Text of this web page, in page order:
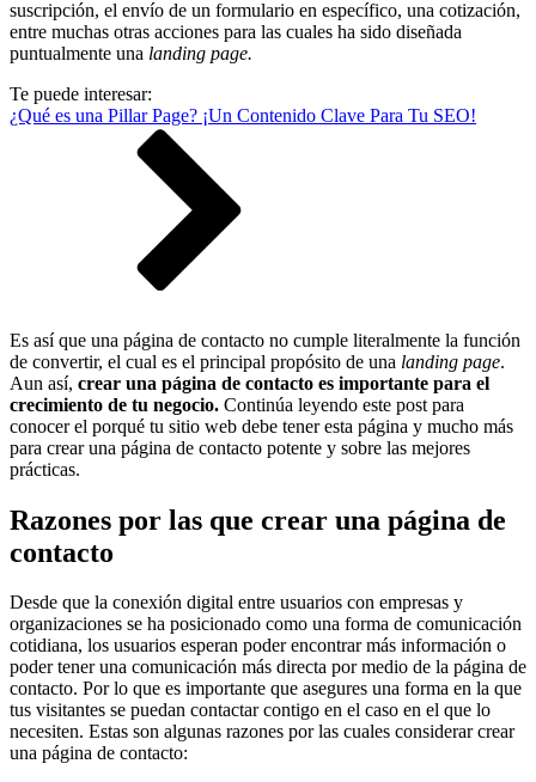
suscripción, el envío de un formulario en específico, una cotización,
entre muchas otras acciones para las cuales ha sido diseñada
puntualmente una landing page.
Te puede interesar:
¿Qué es una Pillar Page? ¡Un Contenido Clave Para Tu SEO!
Es así que una página de contacto no cumple literalmente la función
de convertir, el cual es el principal propósito de una landing page.
Aun así, crear una página de contacto es importante para el
crecimiento de tu negocio. Continúa leyendo este post para
conocer el porqué tu sitio web debe tener esta página y mucho más
para crear una página de contacto potente y sobre las mejores
prácticas.
Razones por las que crear una página de
contacto
Desde que la conexión digital entre usuarios con empresas y
organizaciones se ha posicionado como una forma de comunicación
cotidiana, los usuarios esperan poder encontrar más información o
poder tener una comunicación más directa por medio de la página de
contacto. Por lo que es importante que asegures una forma en la que
tus visitantes se puedan contactar contigo en el caso en el que lo
necesiten. Estas son algunas razones por las cuales considerar crear
una página de contacto: